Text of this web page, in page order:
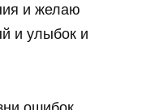
и желаю
и улыбок и